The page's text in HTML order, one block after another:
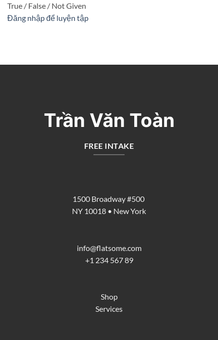
True / False / Not Given
Đăng nhập để luyện tập
Trần Văn Toàn
FREE INTAKE
1500 Broadway #500
NY 10018 • New York
info@flatsome.com
+1 234 567 89
Shop
Services